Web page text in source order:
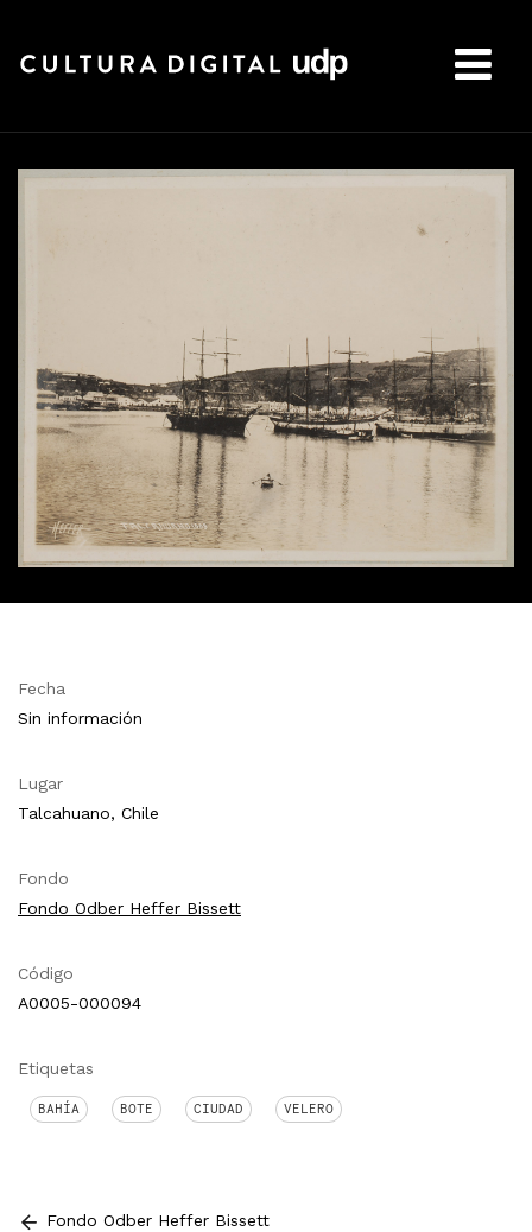
Fecha
Sin información
Lugar
Talcahuano, Chile
Fondo
Fondo Odber Heffer Bissett
Código
A0005-000094
Etiquetas
BAHÍA BOTE CIUDAD VELERO
Fondo Odber Heffer Bissett